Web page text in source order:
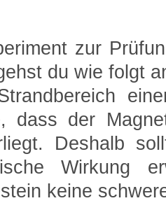
zur
du wie folgt
dass der
Deshalb
Wirkung
keine